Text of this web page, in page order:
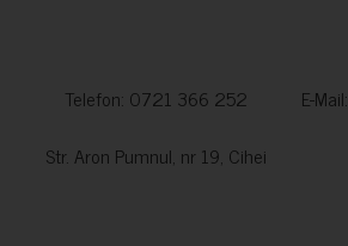
Telefon: 0721 366 252 E-Mail:
Str. Aron Pumnul, nr 19, Cihei